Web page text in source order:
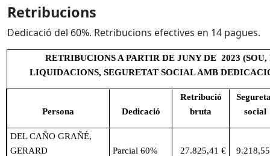
Retribucions
Dedicació del 60%. Retribucions efectives en 14 pagues.
RETRIBUCIONS A PARTIR DE JUNY DE 2023 (SOU,
LIQUIDACIONS, SEGURETAT SOCIAL AMB
Persona Dedicació
Retribució
bruta
social
DEL CAÑO GRAÑÉ,
GERARD
Parcial 60% 27.825,41 €